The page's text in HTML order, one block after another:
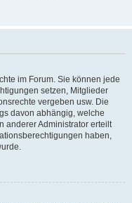
im Forum. Sie können jede
setzen, Mitglieder
vergeben usw. Die
davon abhängig, welche
anderer Administrator erteilt
haben,